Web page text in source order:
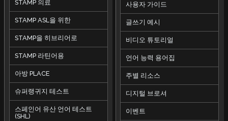
STAMP 의료
STAMP ASL을 위한
STAMP을 히브리어로
STAMP 라틴어용
아방 PLACE
슈퍼랭귀지 테스트
스페인어 유산 언어 테스트
(SHL)
사용자 가이드
글쓰기 예시
비디오 튜토리얼
언어 능력 용어집
주별 리소스
디지털 브로셔
이벤트